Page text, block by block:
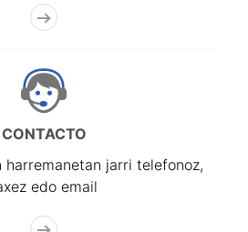
CONTACTO
harremanetan jarri telefonoz,
edo email